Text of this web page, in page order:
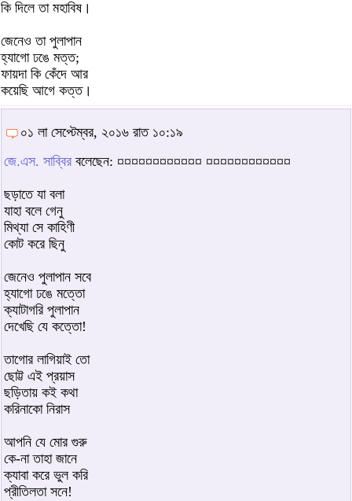
কি দিলে তা মহাবিষ।
জেনেও তা পুলাপান
হ্যাগো ঢঙে মত্ত;
ফায়দা কি কেঁদে আর
কয়েছি আগে কত্ত।
০১ লা সেপ্টেম্বর, ২০১৬ রাত ১০:১৯
জে.এস. সাব্বির বলেছেন: ¤¤¤¤¤¤¤¤¤¤¤¤ ¤¤¤¤¤¤¤¤¤¤¤¤
ছড়াতে যা বলা
যাহা বলে গেনু
মিথ্যা সে কাহিণী
কোট করে ছিনু
জেনেও পুলাপান সবে
হ্যাগো ঢঙে মত্তো
ক্যাটাগরি পুলাপান
দেখেছি যে কত্তো!
তাগোর লাগিয়াই তো
ছোট্ট এই প্রয়াস
ছড়িতায় কই কথা
করিনাকো নিরাস
আপনি যে মোর গুরু
কে-না তাহা জানে
ক্যাবা করে ভুল করি
প্রীতিলতা সনে!